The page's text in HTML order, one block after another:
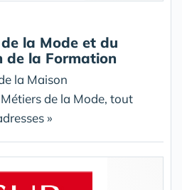
la Mode et du
de la Formation
la Maison
de la Mode, tout
»